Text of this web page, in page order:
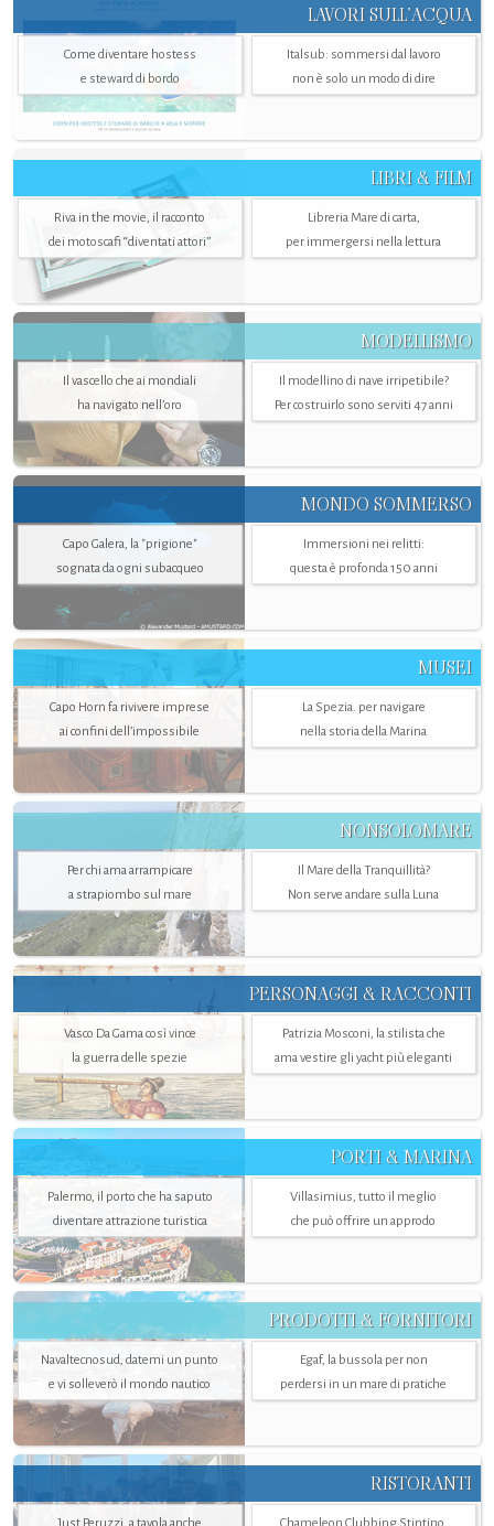
LAVORI SULL’ACQUA
Come diventare hostess
e steward di bordo
Italsub: sommersi dal lavoro
non è solo un modo di dire
LIBRI & FILM
Riva in the movie, il racconto
dei motoscafi “diventati attori”
Libreria Mare di carta,
per immergersi nella lettura
MODELLISMO
Il vascello che ai mondiali
ha navigato nell’oro
Il modellino di nave irripetibile?
Per costruirlo sono serviti 47 anni
MONDO SOMMERSO
Capo Galera, la "prigione"
sognata da ogni subacqueo
Immersioni nei relitti:
questa è profonda 150 anni
MUSEI
Capo Horn fa rivivere imprese
ai confini dell’impossibile
La Spezia. per navigare
nella storia della Marina
NONSOLOMARE
Per chi ama arrampicare
a strapiombo sul mare
Il Mare della Tranquillità?
Non serve andare sulla Luna
PERSONAGGI & RACCONTI
Vasco Da Gama così vince
la guerra delle spezie
Patrizia Mosconi, la stilista che
ama vestire gli yacht più eleganti
PORTI & MARINA
Palermo, il porto che ha saputo
diventare attrazione turistica
Villasimius, tutto il meglio
che può offrire un approdo
PRODOTTI & FORNITORI
Navaltecnosud, datemi un punto
e vi solleverò il mondo nautico
Egaf, la bussola per non
perdersi in un mare di pratiche
RISTORANTI
Just Peruzzi, a tavola anche Chameleon Clubbing Stintino,